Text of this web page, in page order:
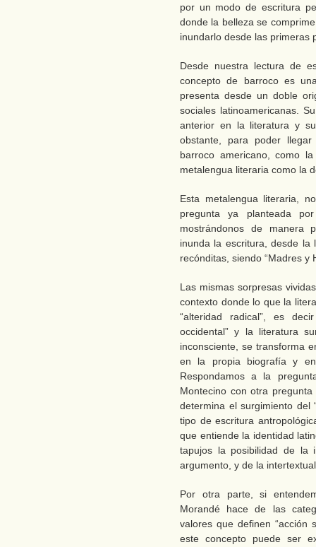
por un modo de escritura
donde la belleza se
inundarlo desde las primeras
Desde nuestra lectura de
concepto de barroco es
presenta desde un doble
sociales latinoamericanas.
anterior en la literatura y
obstante, para poder
barroco americano, como
metalengua literaria como la
Esta metalengua literaria,
pregunta ya planteada
mostrándonos de manera
inunda la escritura, desde la
recónditas, siendo “Madres y
Las mismas sorpresas
contexto donde lo que la
“alteridad radical”, es
occidental” y la literatura
inconsciente, se transforma
en la propia biografía y
Respondamos a la
Montecino con otra
determina el surgimiento del
tipo de escritura
que entiende la identidad
tapujos la posibilidad de la
argumento, y de la
Por otra parte, si
Morandé hace de las
valores que definen “acción
este concepto puede ser